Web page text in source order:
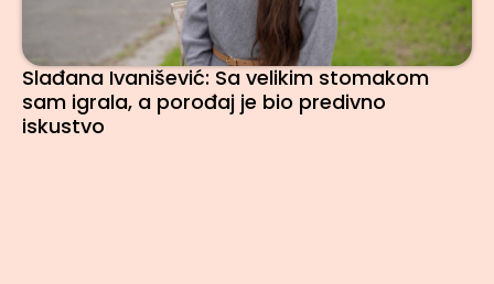
Slađana Ivanišević: Sa velikim stomakom
sam igrala, a porođaj je bio predivno
iskustvo